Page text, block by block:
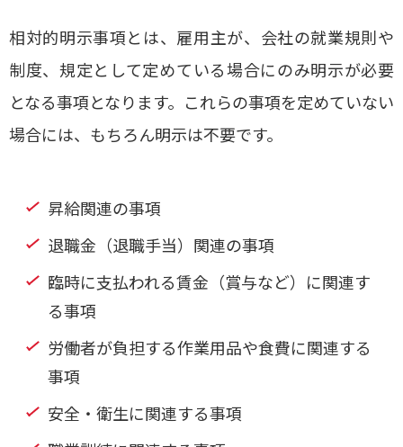
相対的明示事項とは、雇用主が、会社の就業規則や
制度、規定として定めている場合にのみ明示が必要
となる事項となります。これらの事項を定めていない
場合には、もちろん明示は不要です。
昇給関連の事項
退職金（退職手当）関連の事項
臨時に支払われる賃金（賞与など）に関連す
る事項
労働者が負担する作業用品や食費に関連する
事項
安全・衛生に関連する事項